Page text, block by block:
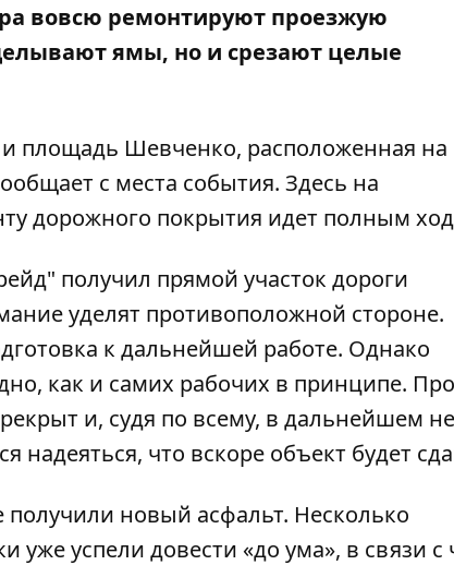
вовсю ремонтируют проезжую
ямы, но и срезают целые
площадь Шевченко, расположенная на
с места события. Здесь на
дорожного покрытия идет полным
получил прямой участок дороги
уделят противоположной стороне.
к дальнейшей работе. Однако
как и самих рабочих в принципе.
и, судя по всему, в дальнейшем не
надеяться, что вскоре объект будет
получили новый асфальт. Несколько
успели довести «до ума», в связи с